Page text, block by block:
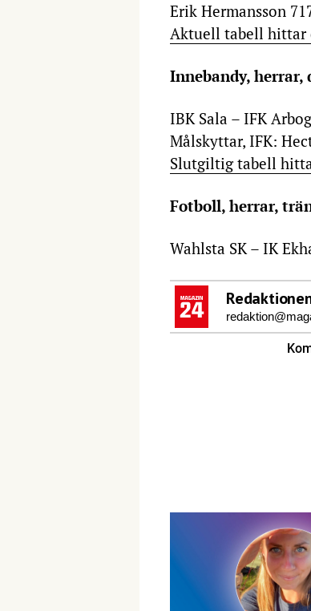
Erik Hermansson
Aktuell tabell hittar
Innebandy, herrar,
IBK Sala – IFK
Målskyttar, IFK:
Slutgiltig tabell
Fotboll, herrar,
Wahlsta SK – IK